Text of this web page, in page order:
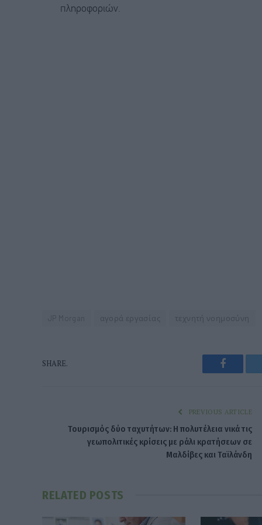
πληροφοριών.
αγορά εργασίας τεχνητή νοημοσύνη
SHARE.
PREVIOUS ARTICLE
Τουρισμός δύο ταχυτήτων: Η πολυτέλεια νικά τις
γεωπολιτικές κρίσεις με ράλι κρατήσεων σε
Μαλδίβες και Ταϊλάνδη
RELATED POSTS